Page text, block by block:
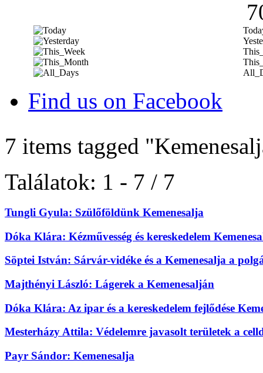
Find us on Facebook
7 items tagged
Találatok: 1 - 7 / 7
Tungli Gyula: Szülőföldünk Kemenesalja
Dóka Klára: Kézművesség és kereskedelem
Söptei István: Sárvár-vidéke és a Kemenesalja a
Majthényi László: Lágerek a Kemenesalján
Dóka Klára: Az ipar és a kereskedelem fejlődése
Mesterházy Attila: Védelemre javasolt területek a
Payr Sándor: Kemenesalja